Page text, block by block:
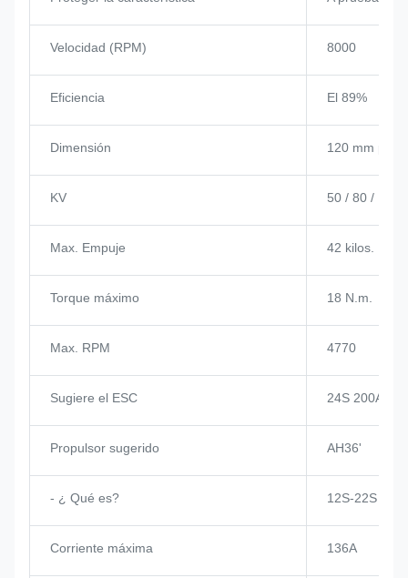
Velocidad (RPM) 8000
Eficiencia El 89%
Dimensión 120 mm por
KV 50 / 80 / 120
Max. Empuje 42 kilos.
Torque máximo 18 N.m.
Max. RPM 4770
Sugiere el ESC 24S 200A
Propulsor sugerido AH36'
- ¿ Qué es? 12S-22S
Corriente máxima 136A